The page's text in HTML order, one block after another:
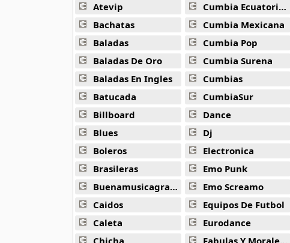
Amaenaideyo
26 músicas online
Amagami Ss
50 músicas online
Amatsuki
20 músicas online
Angel Beats
39 músicas online
36 músicas online
Angel Sanctuary
Atevip
Bachatas
Baladas
Baladas De Oro
Baladas En Ingles
Batucada
Billboard
Blues
Boleros
Brasileras
Buenamusicagratis
Caidos
Caleta
Chicha
Cumbia Ecuatoriana
Cumbia Mexicana
Cumbia Pop
Cumbia Surena
Cumbias
CumbiaSur
Dance
Dj
Electronica
Emo Punk
Emo Screamo
Equipos De Futbol
Eurodance
Fabulas Y Moralejas